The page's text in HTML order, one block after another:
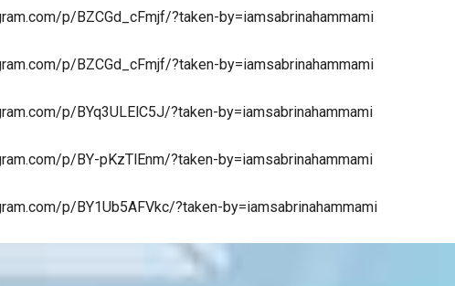
p/BZCGd_cFmjf/?taken-by=iamsabrinahammami
p/BZCGd_cFmjf/?taken-by=iamsabrinahammami
p/BYq3ULElC5J/?taken-by=iamsabrinahammami
p/BY-pKzTlEnm/?taken-by=iamsabrinahammami
p/BY1Ub5AFVkc/?taken-by=iamsabrinahammami